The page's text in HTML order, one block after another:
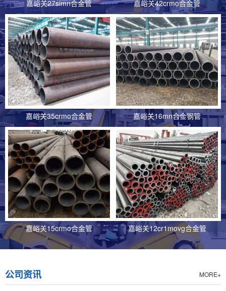
嘉峪关27simn合金管 嘉峪关42crmo合金管
嘉峪关35crmo合金管 嘉峪关16mn合金钢管
嘉峪关15crmo合金管 嘉峪关12cr1movg合金管
公司资讯 MORE+
嘉峪关合金钢管的细分材质有哪些
合金钢管因优异力学性能与耐腐蚀特性被多行业广泛应
用，其细分材质包括含如q345b......
嘉峪关12cr1mov合金管的主要应用行业
历经千锤百炼的12cr1mov合金管凭借优异高温性能，成
为能源、化工等核心工业不......
嘉峪关合金钢管的应用行业及成分分析
作为材料工程师，我深知合金钢管是冶金技术与工程智慧
的结晶，通过引入关键元素重塑钢......
嘉峪关15crmo合金钢管的主要应用行业
15crmo合金钢管是具有良好高温强度、抗氧化性和耐腐
机械制造、汽车、航空航天等......
嘉峪关16mn合金钢管生产工艺
16mn合金钢管生产工艺因用途、规格、材质等因素而
异，一般包括原材料准备、管坯制......